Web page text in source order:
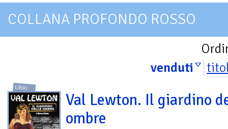
COLLANA PROFONDO ROSSO
venduti
LIBRI
Val Lewton. Il giardino
ombre